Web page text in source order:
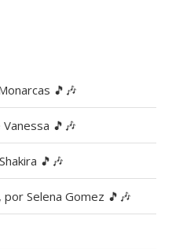
🎵🎶
🎵🎶
🎵🎶
por Selena Gomez 🎵🎶